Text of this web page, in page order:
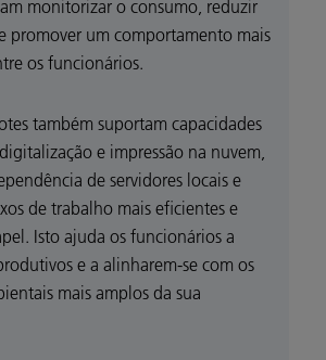
monitorizar o consumo, reduzir
promover um comportamento mais
os funcionários.
também suportam capacidades
e impressão na nuvem,
de servidores locais e
de trabalho mais eficientes e
Isto ajuda os funcionários a
e a alinharem-se com os
mais amplos da sua